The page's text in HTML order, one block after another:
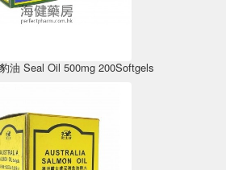
油 Seal Oil 500mg 200Softgels